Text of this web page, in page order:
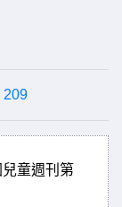
209
童週刊第